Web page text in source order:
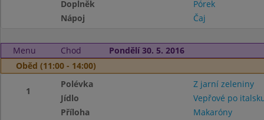
Doplněk
Pórek
Nápoj
Čaj
Menu Chod
Pondělí 30. 5. 2016
Oběd (11:00 - 14:00)
1
Polévka
Z jarní zeleniny
Jídlo
Vepřové po
Příloha
Makaróny